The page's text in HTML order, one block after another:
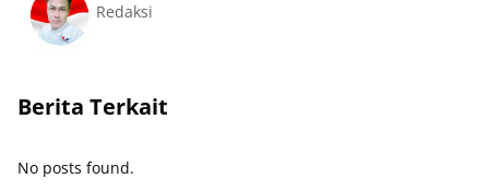
Redaksi
Berita Terkait
No posts found.